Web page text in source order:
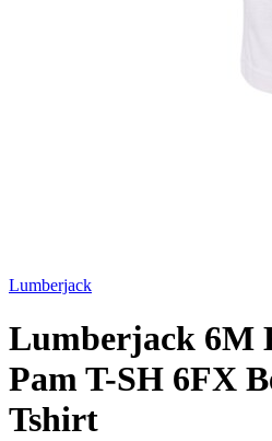
Lumberjack
Lumberjack 6M
Pam T-SH 6FX
Tshirt